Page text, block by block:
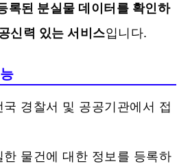
록된 분실물 데이터를 확인하
신력 있는 서비스입니다.
국 경찰서 및 공공기관에서 접
한 물건에 대한 정보를 등록하